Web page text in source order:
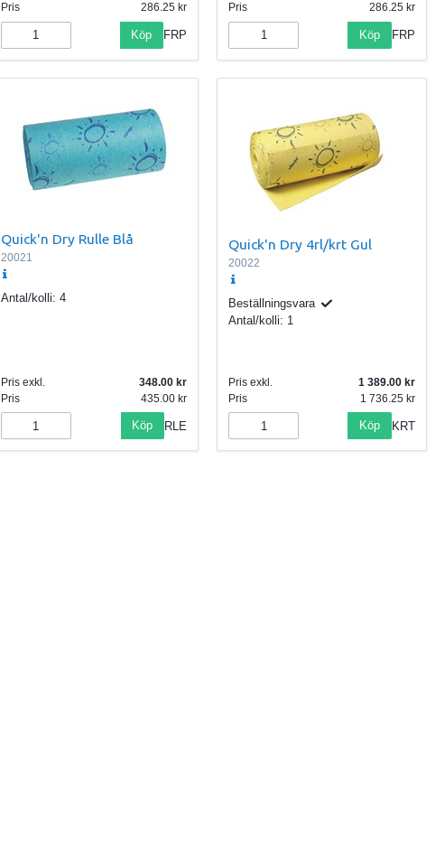
Pris
286.25
Köp FRP
Pris
286.25
Köp FRP
Quick'n Dry Rulle Blå
20021
Antal/kolli: 4
Pris exkl.
348.00
Pris
435.00
Köp RLE
Quick'n Dry 4rl/krt Gul
20022
Beställningsvara
Antal/kolli: 1
Pris exkl.
1 389.00
Pris
1 736.25
Köp KRT